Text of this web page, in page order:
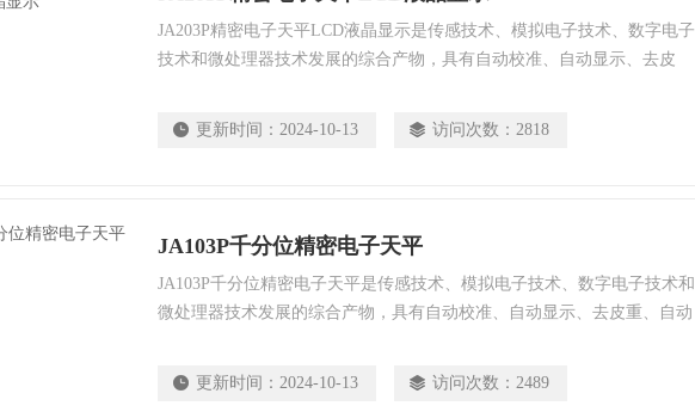
JA203P精密电子天平LCD液晶显示是传感技术、模拟电子技术、数字电子
技术和微处理器技术发展的综合产物，具有自动校准、自动显示、去皮
量分析工作中*的重要仪器，充分了解仪器性能及熟练掌握其使用方法，
更新时间： 2024-10-13 访问次数： 2818
JA103P千分位精密电子天平
JA103P千分位精密电子天平是传感技术、模拟电子技术、数字电子技术和
微处理器技术发展的综合产物，具有自动校准、自动显示、去皮重、自动
作中*的重要仪器，充分了解仪器性能及熟练掌握其使用方法，是获得可
更新时间： 2024-10-13 访问次数： 2489